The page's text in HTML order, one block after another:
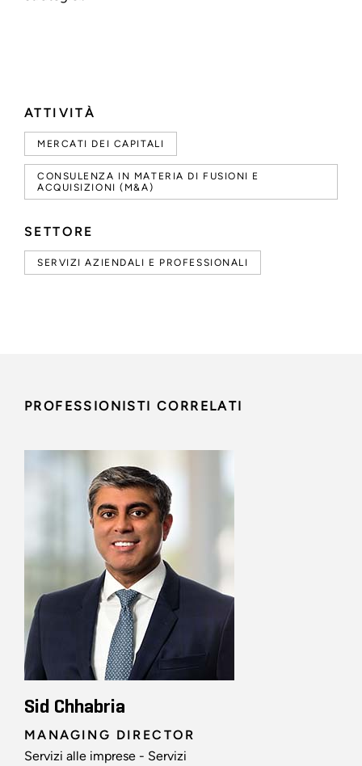
ATTIVITÀ
MERCATI DEI CAPITALI
CONSULENZA IN MATERIA DI FUSIONI E
ACQUISIZIONI (M&A)
SETTORE
SERVIZI AZIENDALI E PROFESSIONALI
PROFESSIONISTI CORRELATI
Sid Chhabria
MANAGING DIRECTOR
Servizi alle imprese - Servizi